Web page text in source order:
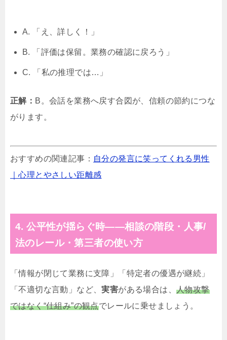
A. 「え、詳しく！」
B. 「評価は保留。業務の確認に戻ろう」
C. 「私の推理では…」
正解： B。会話を業務へ戻す合図が、信頼の節約につな
がります。
おすすめの関連記事： 自分の発言に笑ってくれる男性
｜心理とやさしい距離感
4. 公平性が揺らぐ時——相談の階段・人事/
法のレール・第三者の使い方
「情報が閉じて業務に支障」「特定者の優遇が継続」
「不適切な言動」など、実害がある場合は、人物攻撃
ではなく“仕組み”の観点でレールに乗せましょう。